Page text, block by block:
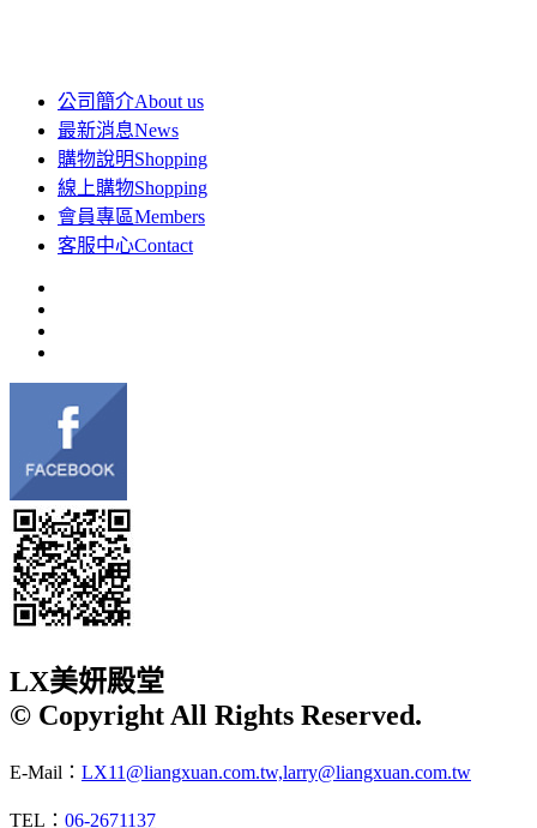
公司簡介About us
最新消息News
購物說明Shopping
線上購物Shopping
會員專區Members
客服中心Contact
LX美妍殿堂
© Copyright All Rights Reserved.
E-Mail： LX11@liangxuan.com.tw,larry@liangxuan.com.tw
TEL： 06-2671137